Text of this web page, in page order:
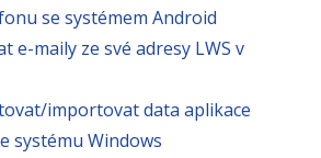
se systémem Android
e-maily ze své adresy LWS v
importovat data aplikace
systému Windows